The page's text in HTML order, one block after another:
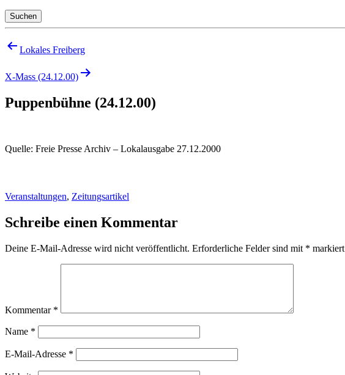
Suchen
Beitragsnavigation
Lokales Freiberg
X-Mass (24.12.00)
Puppenbühne (24.12.00)
Quelle: Freie Presse Archiv – Lokalausgabe 27.12.2000
Veranstaltungen, Zeitungsartikel
Schreibe einen Kommentar
Deine E-Mail-Adresse wird nicht veröffentlicht. Erforderliche Felder sind mit * markiert
Kommentar *
Name *
E-Mail-Adresse *